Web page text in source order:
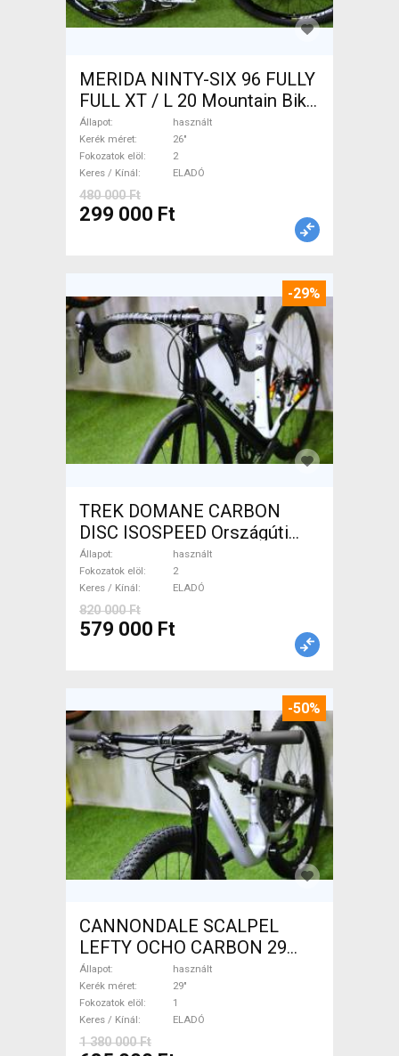
MERIDA NINTY-SIX 96 FULLY
FULL XT / L 20 Mountain Bike
26" össztelós / fully használt
ELADÓ
Állapot
használt
Kerék méret
26"
Fokozatok elöl
2
Keres / Kínál
ELADÓ
480 000 Ft
299 000 Ft
-29%
TREK DOMANE CARBON
DISC ISOSPEED Országúti
tárcsafék használt ELADÓ
Állapot
használt
Fokozatok elöl
2
Keres / Kínál
ELADÓ
820 000 Ft
579 000 Ft
-50%
CANNONDALE SCALPEL
LEFTY OCHO CARBON 29
Mountain Bike 29" össztelós
/ fully használt ELADÓ
Állapot
használt
Kerék méret
29"
Fokozatok elöl
1
Keres / Kínál
ELADÓ
1 380 000 Ft